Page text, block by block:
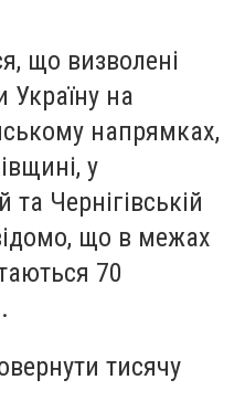
що визволені
Україну на
напрямках,
у
та Чернігівській
що в межах
70
тисячу